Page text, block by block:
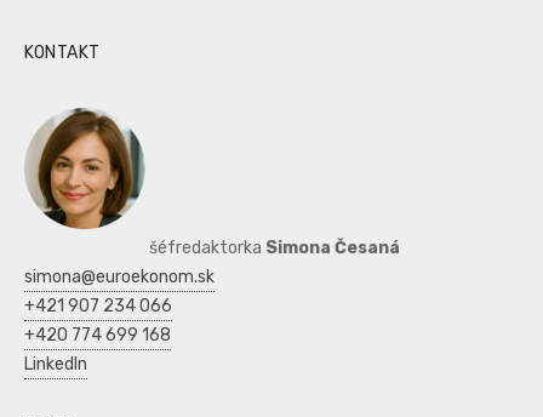
KONTAKT
šéfredaktorka Simona Česaná
simona@euroekonom.sk
+421 907 234 066
+420 774 699 168
LinkedIn